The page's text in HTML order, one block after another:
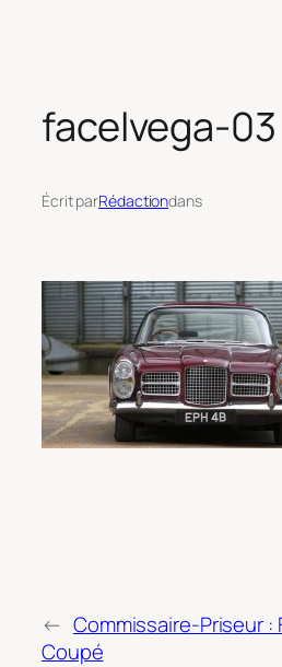
facelvega-03
Écrit parRédactiondans
← Commissaire-Priseur :
Coupé